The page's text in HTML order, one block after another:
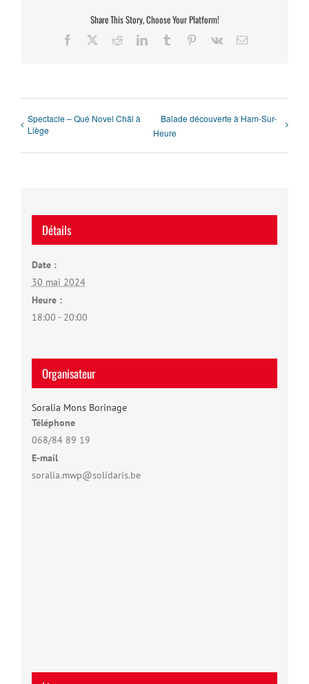
Share This Story, Choose Your Platform!
Facebook RedditLinkedInTumblr Pinterest
Vk Email
Spectacle – Qué Novel Châl à
Liège
Balade découverte à Ham-Sur-
Heure
Détails
Date :
30 mai 2024
Heure :
18:00 - 20:00
Organisateur
Soralia Mons Borinage
Téléphone
068/84 89 19
E-mail
soralia.mwp@solidaris.be